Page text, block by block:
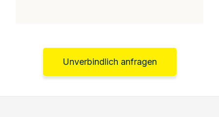
Unverbindlich anfragen